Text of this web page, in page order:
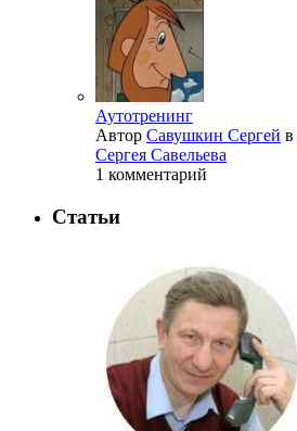
Аутотренинг
Автор Савушкин Сергей в
Сергея Савельева
1 комментарий
Статьи